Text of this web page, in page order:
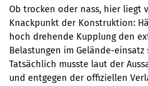
Ob trocken oder nass, hier liegt
Knackpunkt der Konstruktion:
hoch drehende Kupplung den
Belastungen im Gelände-einsatz
Tatsächlich musste laut der
und entgegen der offiziellen